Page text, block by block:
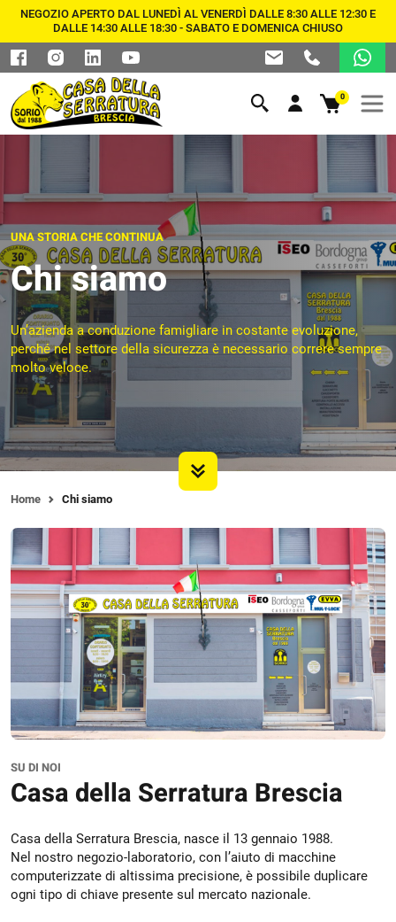
NEGOZIO APERTO DAL LUNEDÌ AL VENERDÌ DALLE 8:30 ALLE 12:30 E
DALLE 14:30 ALLE 18:30 - SABATO E DOMENICA CHIUSO
0
UNA STORIA CHE CONTINUA
Chi siamo
Un’azienda a conduzione famigliare in costante evoluzione,
perché nel settore della sicurezza è necessario correre sempre
molto veloce.
Home Chi siamo
SU DI NOI
Casa della Serratura Brescia
Casa della Serratura Brescia, nasce il 13 gennaio 1988.
Nel nostro negozio-laboratorio, con l’aiuto di macchine
computerizzate di altissima precisione, è possibile duplicare
ogni tipo di chiave presente sul mercato nazionale.